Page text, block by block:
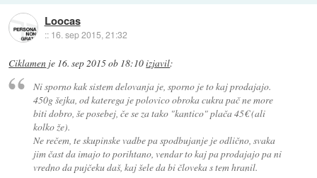
Loocas
:: 16. sep 2015, 21:32
Ciklamen je 16. sep 2015 ob 18:10izjavil:
Ni sporno kak sistem delovanja je, sporno je to kaj prodajajo.
450g šejka, od katerega je polovico obroka cukra pač ne more
biti dobro, še posebej, če se za tako "kantico" plača 45€ (ali
kolko že).
Ne rečem, te skupinske vadbe pa spodbujanje je odlično, svaka
jim čast da imajo to porihtano, vendar to kaj pa prodajajo pa ni
vredno da pujčeku daš, kaj šele da bi človeka s tem hranil.